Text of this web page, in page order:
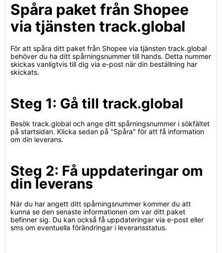
Spåra paket från Shopee
via tjänsten track.global
För att spåra ditt paket från Shopee via tjänsten track.global
behöver du ha ditt spårningsnummer till hands. Detta nummer
skickas vanligtvis till dig via e-post när din beställning har
skickats.
Steg 1: Gå till track.global
Besök track.global och ange ditt spårningsnummer i sökfältet
på startsidan. Klicka sedan på "Spåra" för att få information
om din leverans.
Steg 2: Få uppdateringar om
din leverans
När du har angett ditt spårningsnummer kommer du att
kunna se den senaste informationen om var ditt paket
befinner sig. Du kan också få uppdateringar via e-post eller
sms om eventuella förändringar i leveransstatus.